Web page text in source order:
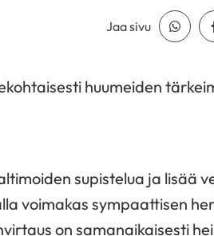
Jaa sivu Jaa
huumeiden
supistelua ja lisää
voimakas sympaattisen
on samanaikaisesti